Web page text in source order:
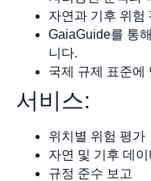
자연과 기후 위험
GaiaGuide를 통
니다.
국제 규제 표준에
서비스:
위치별 위험 평가
자연 및 기후 데이
규정 준수 보고